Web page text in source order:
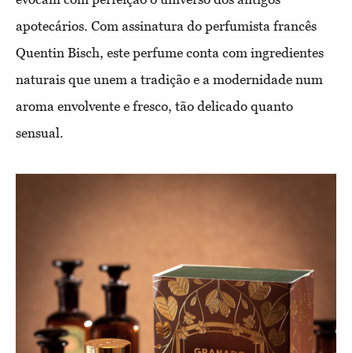
apotecários. Com assinatura do perfumista francês
Quentin Bisch, este perfume conta com ingredientes
naturais que unem a tradição e a modernidade num
aroma envolvente e fresco, tão delicado quanto
sensual.